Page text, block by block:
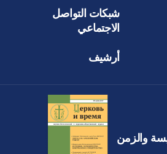
شبكات التواصل
الاجتماعي
أرشيف
والزمن